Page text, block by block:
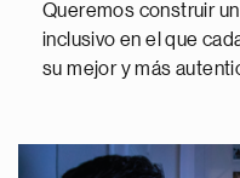
Queremos construir
inclusivo en el que
su mejor y más